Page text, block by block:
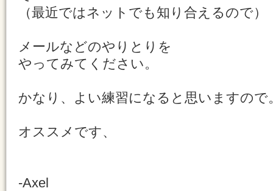
（最近ではネットでも知り合えるので）
メールなどのやりとりを
やってみてください。
かなり、よい練習になると思いますので
オススメです、
-Axel